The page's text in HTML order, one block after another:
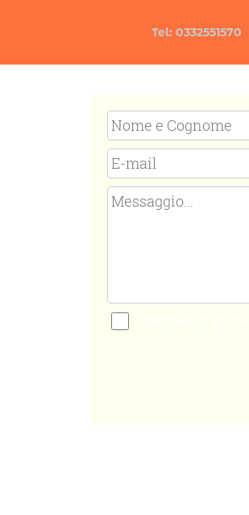
Tel: 0332551570